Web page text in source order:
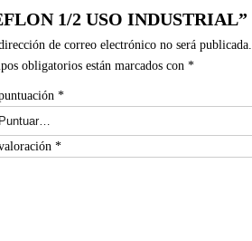
1/2 USO INDUSTRIAL”
de correo electrónico no será publicada.
obligatorios están marcados con *
*
*